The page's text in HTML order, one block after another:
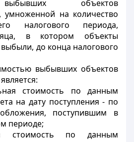
объектов
умноженной на количество
налогового периода,
в котором объекты
до конца налогового
выбывших объектов
стоимость по данным
на дату поступления - по
поступившим в
периоде;
стоимость по данным